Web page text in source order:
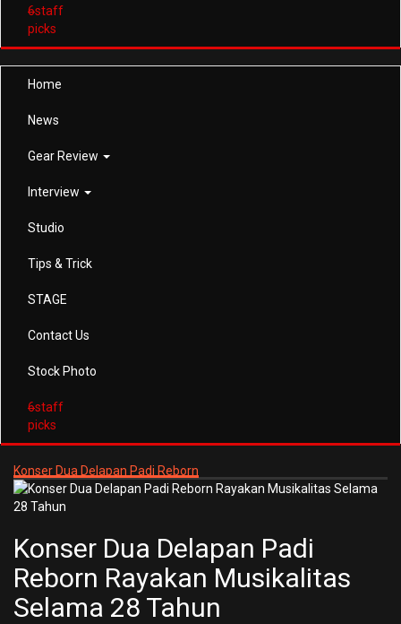
6staff
picks
Home
News
Gear Review
Interview
Studio
Tips & Trick
STAGE
Contact Us
Stock Photo
6staff
picks
Konser Dua Delapan Padi Reborn
Konser Dua Delapan Padi
Reborn Rayakan Musikalitas
Selama 28 Tahun